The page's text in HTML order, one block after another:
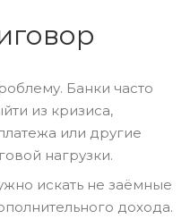
Банки часто
из кризиса,
или другие
нагрузки.
искать не заёмные
дохода.